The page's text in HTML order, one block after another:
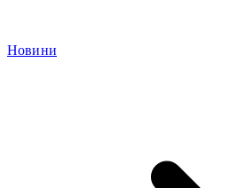
Новини